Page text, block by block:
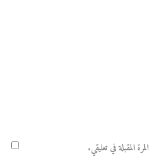
المقبلة في تعليقي.